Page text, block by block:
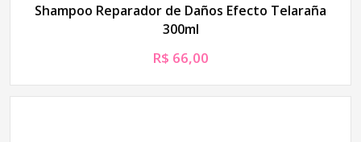
Shampoo Reparador de Daños Efecto Telaraña
300ml
R$ 66,00